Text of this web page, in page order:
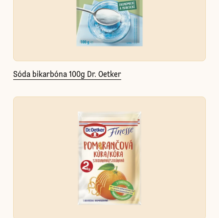
Sóda bikarbóna 100g Dr. Oetker